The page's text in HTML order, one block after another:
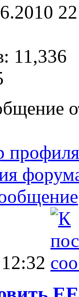
11,336
профиля
12:32